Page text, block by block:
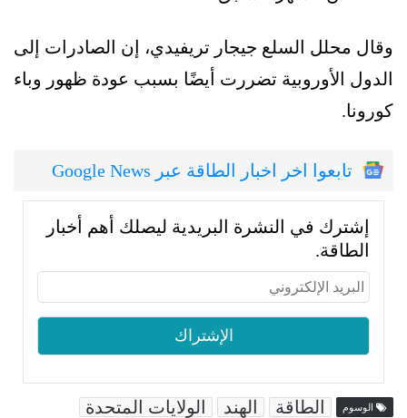
وقال محلل السلع جيجار تريفيدي، إن الصادرات إلى
الدول الأوروبية تضررت أيضًا بسبب عودة ظهور وباء
كورونا.
تابعوا اخر اخبار الطاقة عبر Google News
إشترك في النشرة البريدية ليصلك أهم أخبار
الطاقة.
الوسوم الطاقة الهند
الولايات المتحدة